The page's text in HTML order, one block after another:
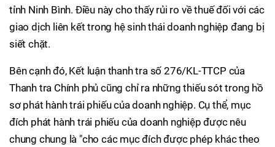
tỉnh Ninh Bình. Điều này cho thấy rủi ro về thuế đối với các
giao dịch liên kết trong hệ sinh thái doanh nghiệp đang bị
siết chặt.
Bên cạnh đó, Kết luận thanh tra số 276/KL-TTCP của
Thanh tra Chính phủ cũng chỉ ra những thiếu sót trong hồ
sơ phát hành trái phiếu của doanh nghiệp. Cụ thể, mục
đích phát hành trái phiếu của doanh nghiệp được nêu
chung chung là "cho các mục đích được phép khác theo